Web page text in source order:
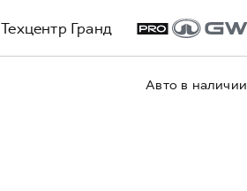
Техцентр Гранд
Авто в наличии